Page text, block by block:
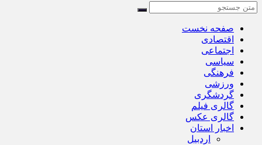
صفحه نخست
اقتصادی
اجتماعی
سیاسی
فرهنگی
ورزشی
گردشگری
گالری فیلم
گالری عکس
اخبار استان
اردبیل